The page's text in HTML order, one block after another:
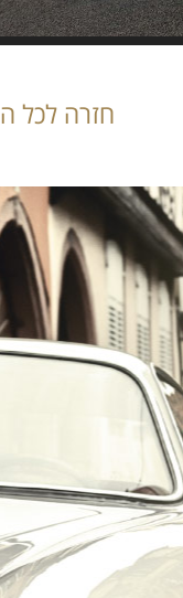
חזרה לכל
הרכב הוא
במקום לקבל שטויות במייל,